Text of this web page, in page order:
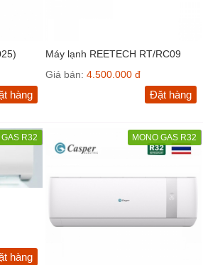
hàng
Máy lạnh REETECH RT/RC09
Giá bán: 4.500.000 đ
Đặt hàng
GAS R32
hàng
MONO GAS R32